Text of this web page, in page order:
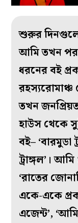
শুরুর
আমি তখন
ধরনের বই
রহস্যরোমাঞ্চ
তখন
হাউস থেকে
বই– ‘বারমুডা
ট্রাঙ্গল’।
‘রাতের
একে-একে
এজেন্ট’,